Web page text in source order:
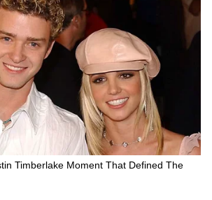
Timberlake Moment That Defined The